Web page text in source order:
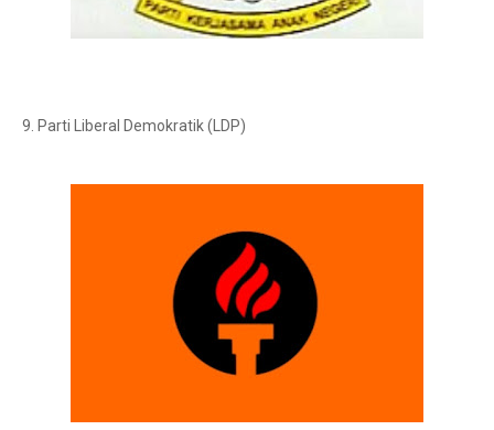
9. Parti Liberal Demokratik (LDP)